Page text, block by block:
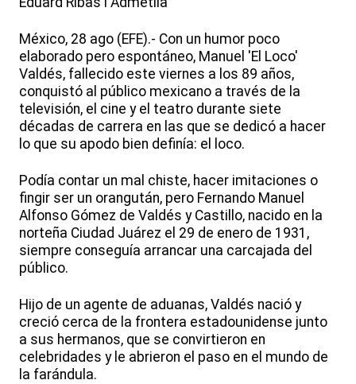
México, 28 ago (EFE).- Con un humor poco
elaborado pero espontáneo, Manuel 'El Loco'
Valdés, fallecido este viernes a los 89 años,
conquistó al público mexicano a través de la
televisión, el cine y el teatro durante siete
décadas de carrera en las que se dedicó a hacer
lo que su apodo bien definía: el loco.
Podía contar un mal chiste, hacer imitaciones o
fingir ser un orangután, pero Fernando Manuel
Alfonso Gómez de Valdés y Castillo, nacido en la
norteña Ciudad Juárez el 29 de enero de 1931,
siempre conseguía arrancar una carcajada del
público.
Hijo de un agente de aduanas, Valdés nació y
creció cerca de la frontera estadounidense junto
a sus hermanos, que se convirtieron en
celebridades y le abrieron el paso en el mundo de
la farándula.